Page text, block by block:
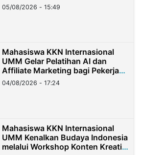
05/08/2026 - 15:49
Mahasiswa KKN Internasional
UMM Gelar Pelatihan AI dan
Affiliate Marketing bagi Pekerja
Migran Indonesia di Taiwan
04/08/2026 - 17:24
Mahasiswa KKN Internasional
UMM Kenalkan Budaya Indonesia
melalui Workshop Konten Kreatif